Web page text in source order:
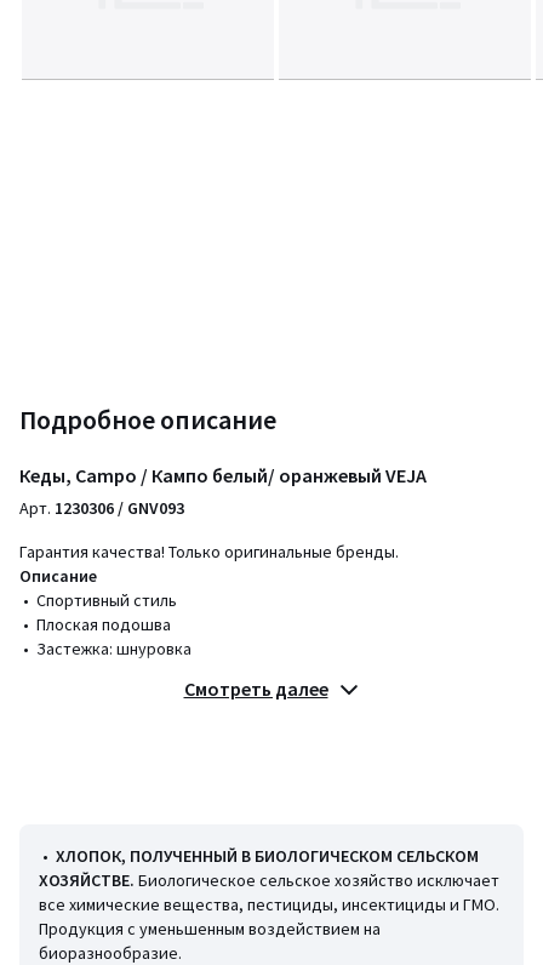
Подробное описание
Кеды, Campo / Кампо белый/ оранжевый VEJA
Арт. 1230306 / GNV093
Гарантия качества! Только оригинальные бренды.
Описание
• Спортивный стиль
• Плоская подошва
• Застежка: шнуровка
Смотреть далее
• ХЛОПОК, ПОЛУЧЕННЫЙ В БИОЛОГИЧЕСКОМ СЕЛЬСКОМ
ХОЗЯЙСТВЕ. Биологическое сельское хозяйство исключает
все химические вещества, пестициды, инсектициды и ГМО.
Продукция с уменьшенным воздействием на
биоразнообразие.